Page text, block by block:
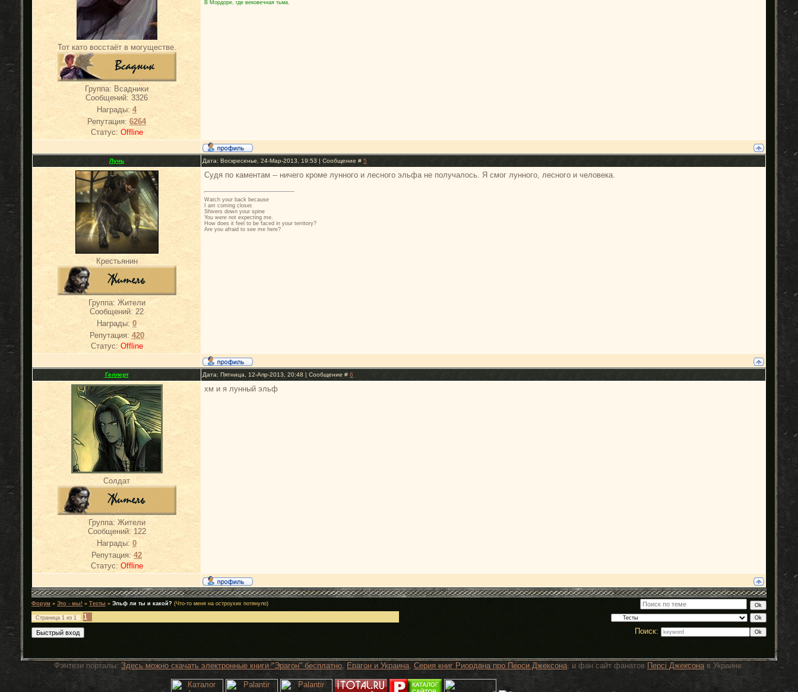
Тот като восстаёт в могуществе.
Группа: Всадники
Сообщений: 3326
Награды: 4
Репутация: 6264
Статус: Offline
В Мордоре, где вековечная тьма.
Лунь Дата: Воскресенье, 24-Мар-2013, 19:53 | Сообщение # 5
Крестьянин
Группа: Жители
Сообщений: 22
Награды: 0
Репутация: 420
Статус: Offline
Судя по каментам -- ничего кроме лунного и лесного эльфа не получалось. Я смог лунного, лесного и человека.
Watch your back because
I am coming closer.
Shivers down your spine
You were not expecting me.
How does it feel to be faced in your territory?
Are you afraid to see me here?
Геллерт Дата: Пятница, 12-Апр-2013, 20:48 | Сообщение # 6
Солдат
Группа: Жители
Сообщений: 122
Награды: 0
Репутация: 42
Статус: Offline
хм и я лунный эльф
Форум » Это - мы! » Тесты » Эльф ли ты и какой? (Что-то меня на остроухих потянуло)
Страница 1 из 1
1
Поиск:
Фэнтези порталы: Здесь можно скачать электронные книги "Эрагон" бесплатно, Ерагон и Украина, Серия книг Риордана про Перси Джексона, и фан сайт фанатов Персi Джексонав Украине.